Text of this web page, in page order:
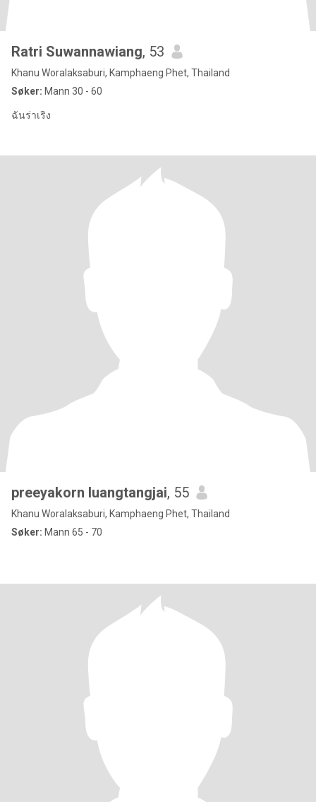
Ratri Suwannawiang, 53
Khanu Woralaksaburi, Kamphaeng Phet, Thailand
Søker: Mann 30 - 60
ฉันร่าเริง
preeyakorn luangtangjai, 55
Khanu Woralaksaburi, Kamphaeng Phet, Thailand
Søker: Mann 65 - 70